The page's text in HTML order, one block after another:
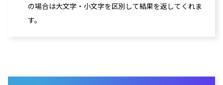
の場合は大文字・小文字を区別して結果を返してくれま
す。